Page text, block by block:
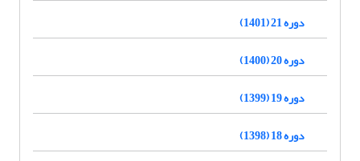
دوره 21 (1401)
دوره 20 (1400)
دوره 19 (1399)
دوره 18 (1398)